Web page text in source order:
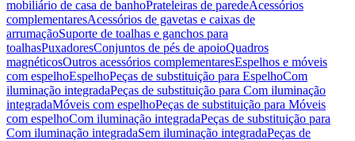
mobiliário de casa de banhoPrateleiras de paredeAcessórios
complementaresAcessórios de gavetas e caixas de
arrumaçãoSuporte de toalhas e ganchos para
toalhasPuxadoresConjuntos de pés de apoioQuadros
magnéticosOutros acessórios complementaresEspelhos e móveis
com espelhoEspelhoPeças de substituição para EspelhoCom
iluminação integradaPeças de substituição para Com iluminação
integradaMóveis com espelhoPeças de substituição para Móveis
com espelhoCom iluminação integradaPeças de substituição para
Com iluminação integradaSem iluminação integradaPeças de